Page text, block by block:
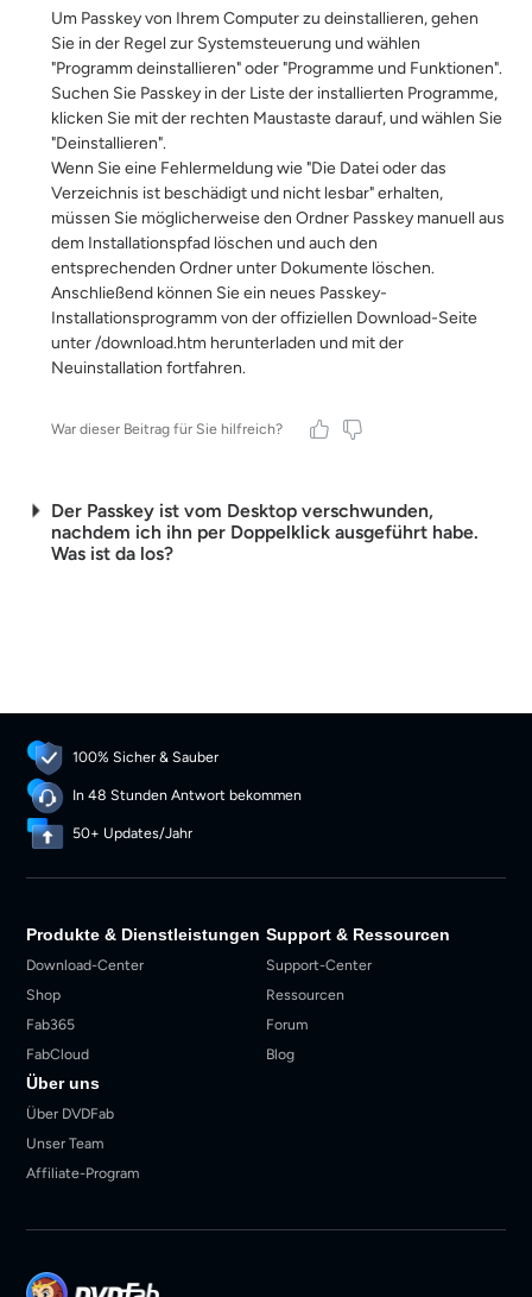
Um Passkey von Ihrem Computer zu deinstallieren, gehen
Sie in der Regel zur Systemsteuerung und wählen
"Programm deinstallieren" oder "Programme und Funktionen".
Suchen Sie Passkey in der Liste der installierten Programme,
klicken Sie mit der rechten Maustaste darauf, und wählen Sie
"Deinstallieren".
Wenn Sie eine Fehlermeldung wie "Die Datei oder das
Verzeichnis ist beschädigt und nicht lesbar" erhalten,
müssen Sie möglicherweise den Ordner Passkey manuell aus
dem Installationspfad löschen und auch den
entsprechenden Ordner unter Dokumente löschen.
Anschließend können Sie ein neues Passkey-
Installationsprogramm von der offiziellen Download-Seite
unter /download.htm herunterladen und mit der
Neuinstallation fortfahren.
War dieser Beitrag für Sie hilfreich?
Der Passkey ist vom Desktop verschwunden,
nachdem ich ihn per Doppelklick ausgeführt habe.
Was ist da los?
100% Sicher & Sauber
In 48 Stunden Antwort bekommen
50+ Updates/Jahr
Produkte & Dienstleistungen
Download-Center
Shop
Fab365
FabCloud
Support & Ressourcen
Support-Center
Ressourcen
Forum
Blog
Über uns
Über DVDFab
Unser Team
Affiliate-Program